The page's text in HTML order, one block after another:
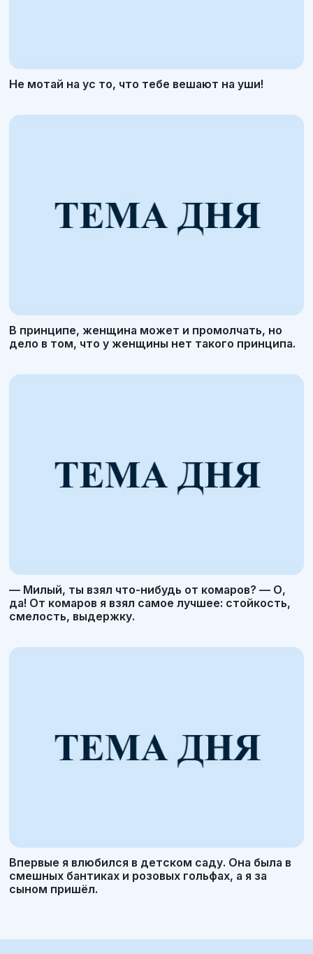
Не мотай на ус то, что тебе вешают на уши!
В принципе, женщина может и промолчать, но
дело в том, что у женщины нет такого принципа.
— Милый, ты взял что-нибудь от комаров? — О,
да! От комаров я взял самое лучшее: стойкость,
смелость, выдержку.
Впервые я влюбился в детском саду. Она была в
смешных бантиках и розовых гольфах, а я за
сыном пришёл.